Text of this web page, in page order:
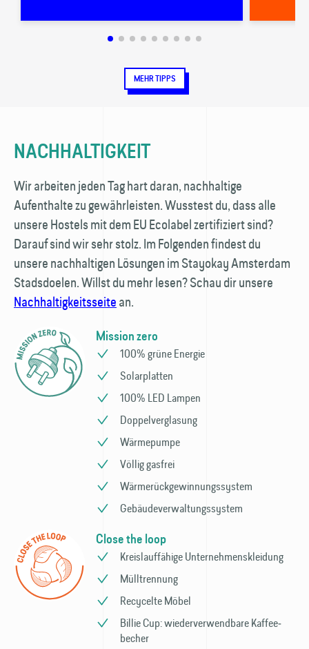
MEHR TIPPS
NACHHALTIGKEIT
Wir arbeiten jeden Tag hart daran, nachhaltige
Aufenthalte zu gewährleisten. Wusstest du, dass alle
unsere Hostels mit dem EU Ecolabel zertifiziert sind?
Darauf sind wir sehr stolz. Im Folgenden findest du
unsere nachhaltigen Lösungen im Stayokay Amsterdam
Stadsdoelen. Willst du mehr lesen? Schau dir unsere
Nachhaltigkeitsseitean.
Mission zero
100% grüne Energie
Solarplatten
100% LED Lampen
Doppelverglasung
Wärmepumpe
Völlig gasfrei
Wärme­rückgewinnungs­system
Gebäude­verwaltungs­system
Close the loop
Kreislauffähige Unternehmens­kleidung
Mülltrennung
Recycelte Möbel
Billie Cup: wieder­verwendbare Kaffee­
becher